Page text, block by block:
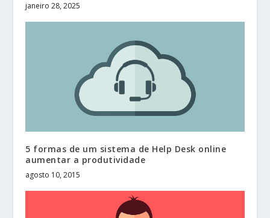
janeiro 28, 2025
5 formas de um sistema de Help Desk online
aumentar a produtividade
agosto 10, 2015